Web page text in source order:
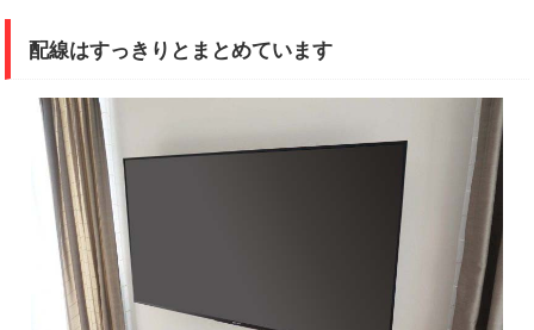
配線はすっきりとまとめています